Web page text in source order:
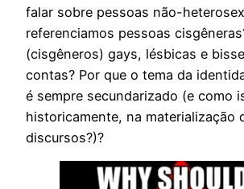
falar sobre pessoas não-
referenciamos pessoas
(cisgêneros) gays, lésbicas e
contas? Por que o tema da
é sempre secundarizado (e como
historicamente, na materialização
discursos?)?